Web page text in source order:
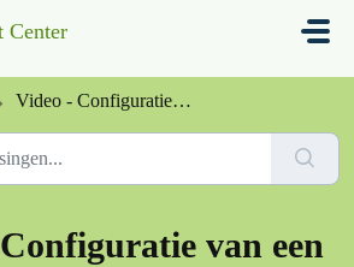
Center
Video - Configuratie van een Office 365 e-mailaccount
van een